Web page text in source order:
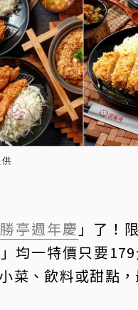
亭週年慶 」了！
均一特價只要
菜、飲料或甜點